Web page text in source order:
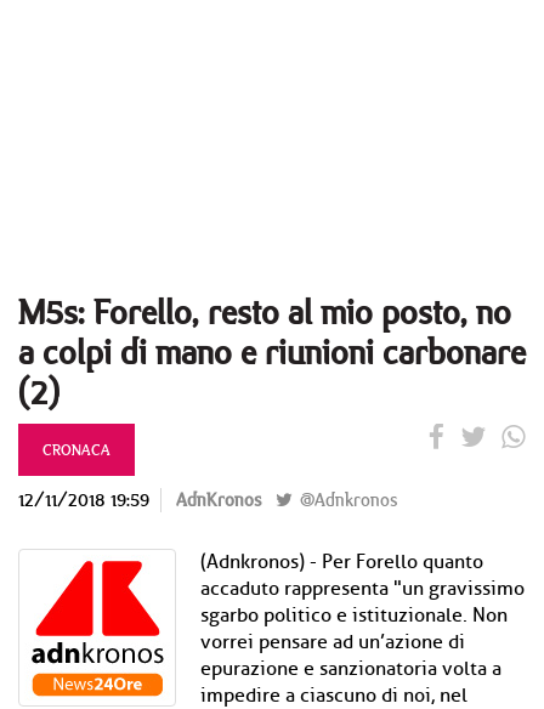
M5s: Forello, resto al mio posto, no
a colpi di mano e riunioni carbonare
(2)
CRONACA
12/11/2018 19:59 AdnKronos @Adnkronos
(Adnkronos) - Per Forello quanto
accaduto rappresenta "un gravissimo
sgarbo politico e istituzionale. Non
vorrei pensare ad un’azione di
epurazione e sanzionatoria volta a
impedire a ciascuno di noi, nel